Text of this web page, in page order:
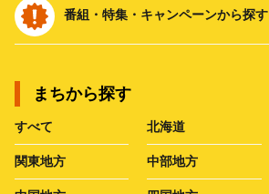
番組・特集・キャンペーンから探す
まちから探す
すべて 北海道
関東地方 中部地方